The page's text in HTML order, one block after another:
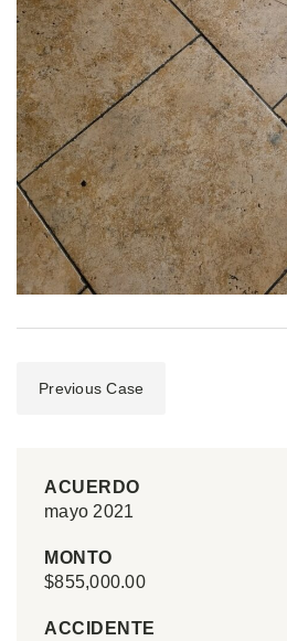
Previous Case
ACUERDO
mayo 2021
MONTO
$855,000.00
ACCIDENTE